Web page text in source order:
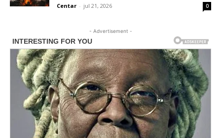
Centar - jul 21, 2026 0
- Advertisement -